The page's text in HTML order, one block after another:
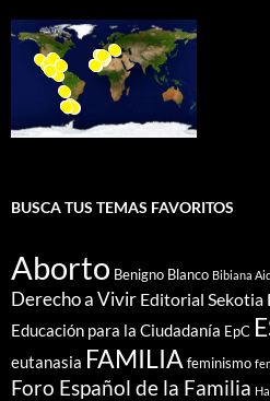
BUSCA TUS TEMAS FAVORITOS
Aborto Benigno Blanco Bibiana
Derecho a Vivir Editorial Sekotia
Educación para la Ciudadanía EpC
eutanasia FAMILIA feminismo
Foro Español de la Familia